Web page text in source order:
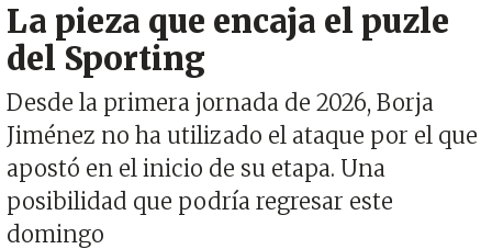
La pieza que encaja el puzle
del Sporting
Desde la primera jornada de 2026, Borja
Jiménez no ha utilizado el ataque por el que
apostó en el inicio de su etapa. Una
posibilidad que podría regresar este
domingo